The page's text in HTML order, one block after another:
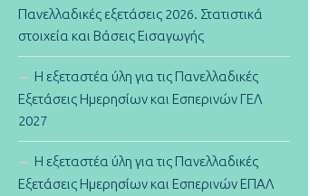
Πανελλαδικές εξετάσεις 2026. Στατιστικά
στοιχεία και Βάσεις Εισαγωγής
Η εξεταστέα ύλη για τις Πανελλαδικές
Εξετάσεις Ημερησίων και Εσπερινών ΓΕΛ
2027
Η εξεταστέα ύλη για τις Πανελλαδικές
Εξετάσεις Ημερησίων και Εσπερινών ΕΠΑΛ